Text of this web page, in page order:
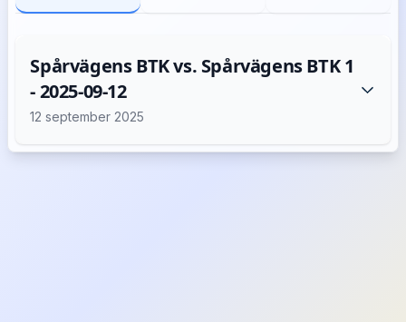
Spårvägens BTK vs. Spårvägens BTK 1
- 2025-09-12
12 september 2025